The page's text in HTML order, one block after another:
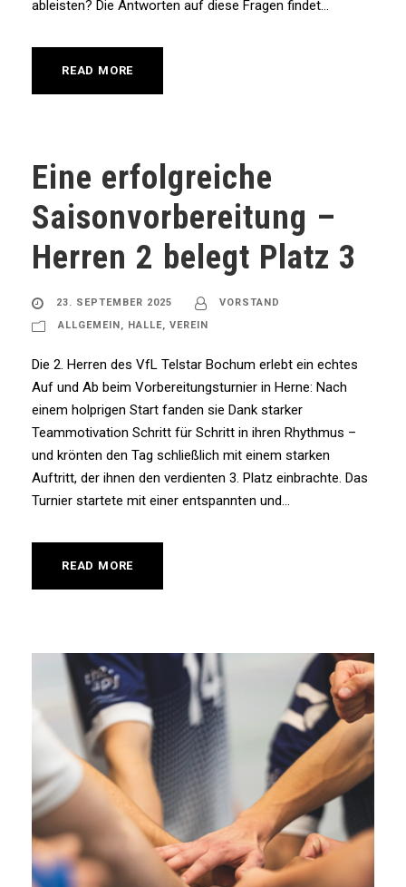
ableisten? Die Antworten auf diese Fragen findet...
READ MORE
Eine erfolgreiche
Saisonvorbereitung –
Herren 2 belegt Platz 3
23. SEPTEMBER 2025
VORSTAND
ALLGEMEIN , HALLE, VEREIN
Die 2. Herren des VfL Telstar Bochum erlebt ein echtes
Auf und Ab beim Vorbereitungsturnier in Herne: Nach
einem holprigen Start fanden sie Dank starker
Teammotivation Schritt für Schritt in ihren Rhythmus –
und krönten den Tag schließlich mit einem starken
Auftritt, der ihnen den verdienten 3. Platz einbrachte. Das
Turnier startete mit einer entspannten und...
READ MORE